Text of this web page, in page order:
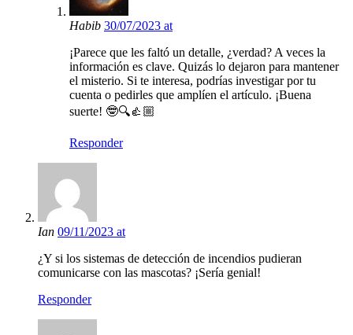
Habib 30/07/2023 at
¡Parece que les faltó un detalle, ¿verdad? A veces la
información es clave. Quizás lo dejaron para mantener
el misterio. Si te interesa, podrías investigar por tu
cuenta o pedirles que amplíen el artículo. ¡Buena
suerte! 🤓🔍👍🏼
Responder
Ian 09/11/2023 at
¿Y si los sistemas de detección de incendios pudieran
comunicarse con las mascotas? ¡Sería genial!
Responder